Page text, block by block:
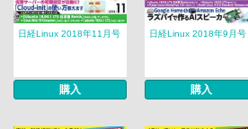
日経Linux 2018年11月号
購入
日経Linux 2018年9月号
購入